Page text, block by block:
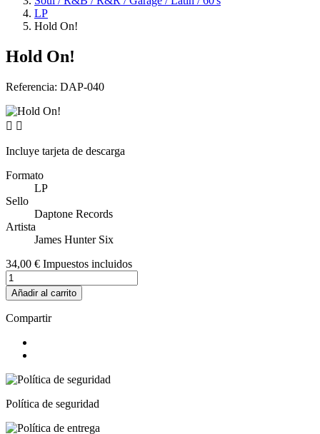
LP
Hold On!
Hold On!
Referencia: DAP-040
 
Incluye tarjeta de descarga
Formato
LP
Sello
Daptone Records
Artista
James Hunter Six
34,00 € Impuestos incluidos
Añadir al carrito
Compartir
Política de seguridad